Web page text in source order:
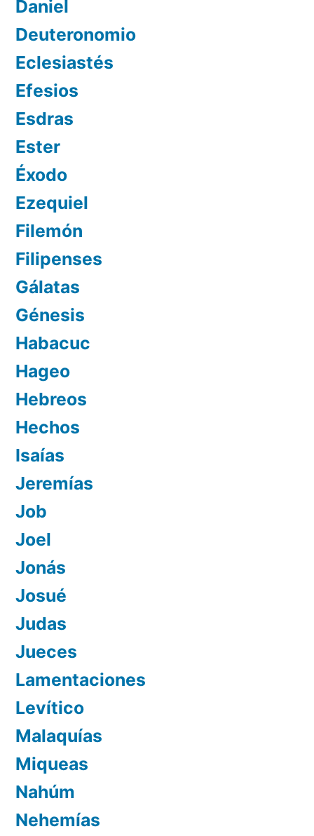
Daniel
Deuteronomio
Eclesiastés
Efesios
Esdras
Ester
Éxodo
Ezequiel
Filemón
Filipenses
Gálatas
Génesis
Habacuc
Hageo
Hebreos
Hechos
Isaías
Jeremías
Job
Joel
Jonás
Josué
Judas
Jueces
Lamentaciones
Levítico
Malaquías
Miqueas
Nahúm
Nehemías